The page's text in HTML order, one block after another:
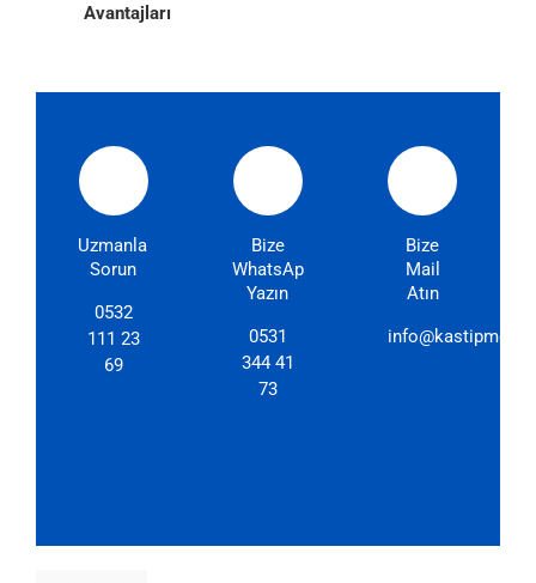
Avantajları
Uzmanlarımıza
Sorun
0532
111 23
69
Bize
WhatsApp'dan
Yazın
0531
344 41
73
Bize
Mail
Atın